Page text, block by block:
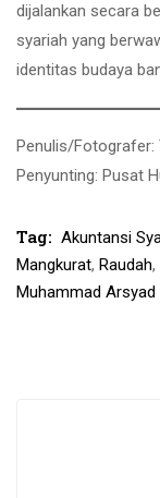
dijalankan secara
syariah yang
identitas budaya
Penulis/Fotografer:
Penyunting: Pusat
Tag: Akuntansi
Mangkurat, Raudah,
Muhammad Arsyad